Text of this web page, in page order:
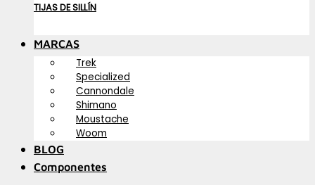
TIJAS DE SILLÍN
MARCAS
Trek
Specialized
Cannondale
Shimano
Moustache
Woom
BLOG
Componentes